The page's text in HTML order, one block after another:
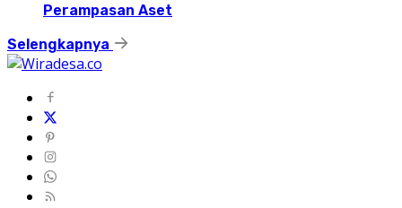
Perampasan Aset
Selengkapnya